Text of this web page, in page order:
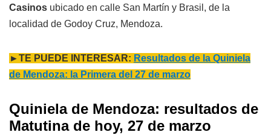
Casinos ubicado en calle San Martín y Brasil, de la
localidad de Godoy Cruz, Mendoza.
►TE PUEDE INTERESAR: Resultados de la Quiniela
de Mendoza: la Primera del 27 de marzo
Quiniela de Mendoza: resultados de
Matutina de hoy, 27 de marzo